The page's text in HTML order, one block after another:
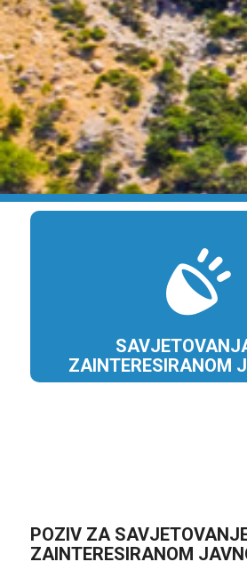
ZAINTERESIRANOM
POZIV ZA
ZAINTERESIRANOM